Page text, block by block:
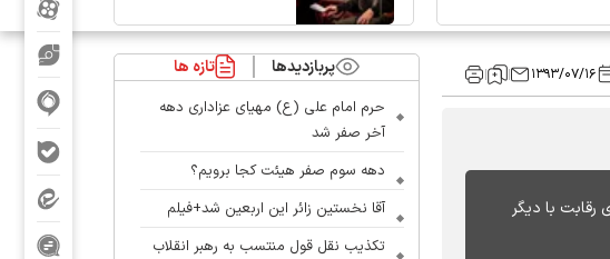
۱۳۹۳/۰۷/۱۶
رقابت با دیگر
پربازدیدها تازه ها
حرم امام علی (ع) مهیای عزاداری دهه
آخر صفر شد
دهه سوم صفر هیئت کجا برویم؟
آقا نخستین زائر این اربعین شد+فیلم
تکذیب نقل قول منتسب به رهبر انقلاب